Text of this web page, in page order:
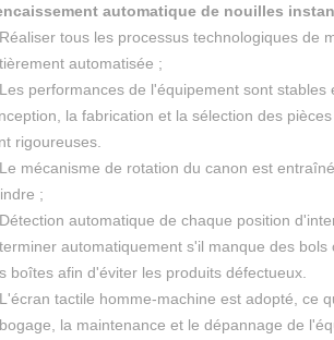
automatique de nouilles
tous les processus technologiques de
automatisée ;
performances de l'équipement sont stables
la fabrication et la sélection des
rigoureuses.
mécanisme de rotation du canon est
;
automatique de chaque position
automatiquement s'il manque des bols
boîtes afin d'éviter les produits défectueux.
tactile homme-machine est adopté, ce
la maintenance et le dépannage de